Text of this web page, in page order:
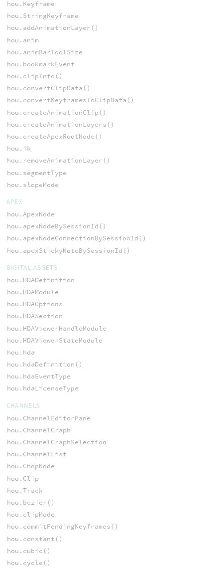
hou.Keyframe
hou.StringKeyframe
hou.addAnimationLayer()
hou.anim
hou.animBarToolSize
hou.bookmarkEvent
hou.clipInfo()
hou.convertClipData()
hou.convertKeyframesToClipData()
hou.createAnimationClip()
hou.createAnimationLayers()
hou.createApexRootNode()
hou.ik
hou.removeAnimationLayer()
hou.segmentType
hou.slopeMode
APEX
hou.ApexNode
hou.apexNodeBySessionId()
hou.apexNodeConnectionBySessionId()
hou.apexStickyNoteBySessionId()
DIGITAL ASSETS
hou.HDADefinition
hou.HDAModule
hou.HDAOptions
hou.HDASection
hou.HDAViewerHandleModule
hou.HDAViewerStateModule
hou.hda
hou.hdaDefinition()
hou.hdaEventType
hou.hdaLicenseType
CHANNELS
hou.ChannelEditorPane
hou.ChannelGraph
hou.ChannelGraphSelection
hou.ChannelList
hou.ChopNode
hou.Clip
hou.Track
hou.bezier()
hou.clipMode
hou.commitPendingKeyframes()
hou.constant()
hou.cubic()
hou.cycle()